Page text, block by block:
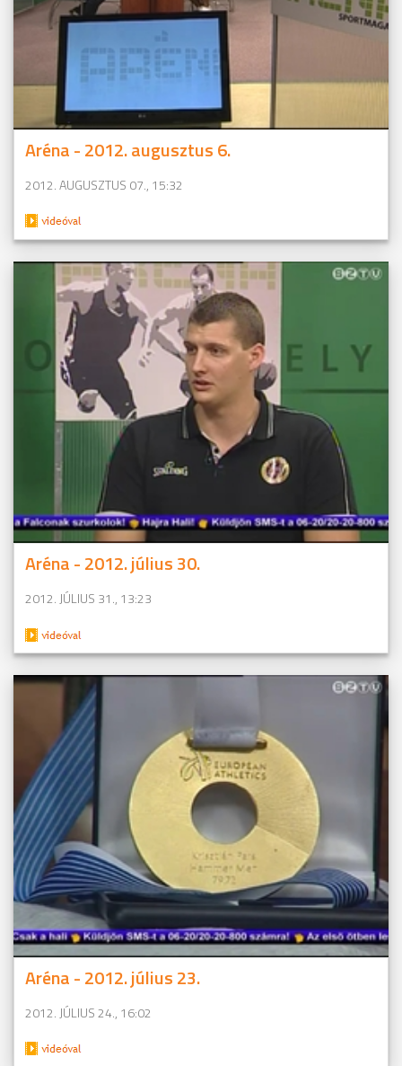
Aréna - 2012. augusztus 6.
2012. AUGUSZTUS 07., 15:32
Aréna - 2012. július 30.
2012. JÚLIUS 31., 13:23
Aréna - 2012. július 23.
2012. JÚLIUS 24., 16:02